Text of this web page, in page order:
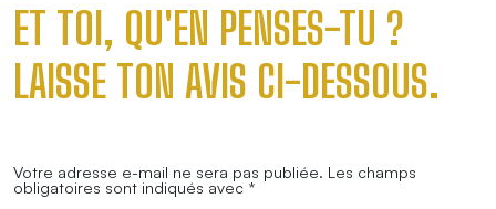
ET TOI, QU'EN PENSES-TU ?
LAISSE TON AVIS CI-DESSOUS.
Votre adresse e-mail ne sera pas publiée. Les champs
obligatoires sont indiqués avec *